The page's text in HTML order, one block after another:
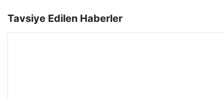
Tavsiye Edilen Haberler